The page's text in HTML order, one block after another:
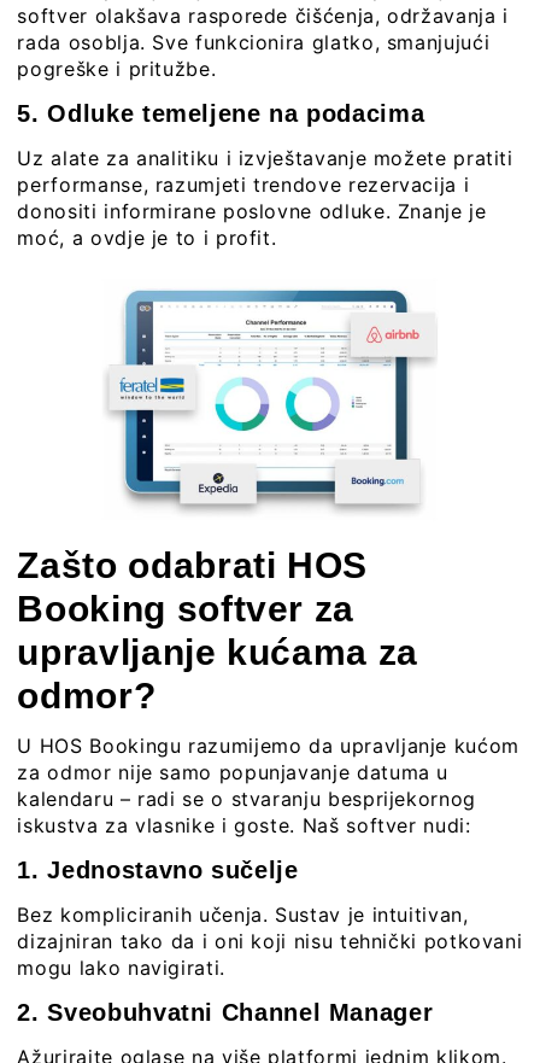
softver olakšava rasporede čišćenja, održavanja i
rada osoblja. Sve funkcionira glatko, smanjujući
pogreške i pritužbe.
5. Odluke temeljene na podacima
Uz alate za analitiku i izvještavanje možete pratiti
performanse, razumjeti trendove rezervacija i
donositi informirane poslovne odluke. Znanje je
moć, a ovdje je to i profit.
Zašto odabrati HOS
Booking softver za
upravljanje kućama za
odmor?
U HOS Bookingu razumijemo da upravljanje kućom
za odmor nije samo popunjavanje datuma u
kalendaru – radi se o stvaranju besprijekornog
iskustva za vlasnike i goste. Naš softver nudi:
1. Jednostavno sučelje
Bez kompliciranih učenja. Sustav je intuitivan,
dizajniran tako da i oni koji nisu tehnički potkovani
mogu lako navigirati.
2. Sveobuhvatni Channel Manager
Ažurirajte oglase na više platformi jednim klikom.